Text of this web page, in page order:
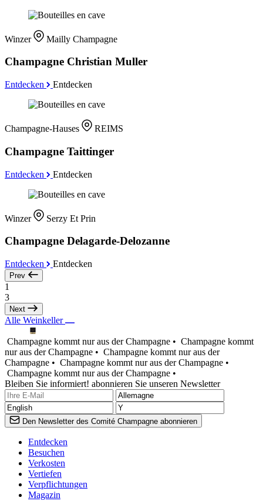
Winzer Mailly Champagne
Champagne Christian Muller
Entdecken Entdecken
Champagne-Hauses REIMS
Champagne Taittinger
Entdecken Entdecken
Winzer Serzy Et Prin
Champagne Delagarde-Delozanne
Entdecken Entdecken
Prev
1
3
Next
Alle Weinkeller
Champagne kommt nur aus der Champagne • Champagne kommt
nur aus der Champagne • Champagne kommt nur aus der
Champagne • Champagne kommt nur aus der Champagne •
Champagne kommt nur aus der Champagne •
Bleiben Sie informiert! abonnieren Sie unseren Newsletter
Den Newsletter des Comité Champagne abonnieren
Entdecken
Besuchen
Verkosten
Vertiefen
Verpflichtungen
Magazin